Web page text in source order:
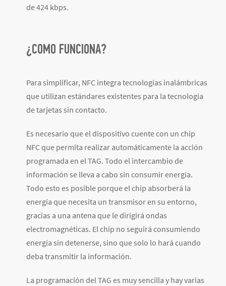
de 424 kbps.
¿COMO FUNCIONA?
Para simplificar, NFC integra tecnologías inalámbricas
que utilizan estándares existentes para la tecnología
de tarjetas sin contacto.
Es necesario que el dispositivo cuente con un chip
NFC que permita realizar automáticamente la acción
programada en el TAG. Todo el intercambio de
información se lleva a cabo sin consumir energía.
Todo esto es posible porque el chip absorberá la
energía que necesita un transmisor en su entorno,
gracias a una antena que le dirigirá ondas
electromagnéticas. El chip no seguirá consumiendo
energía sin detenerse, sino que solo lo hará cuando
deba transmitir la información.
La programación del TAG es muy sencilla y hay varias